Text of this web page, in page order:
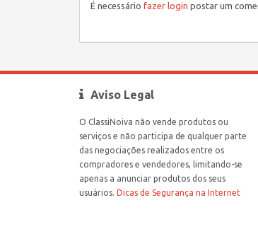
É necessário fazer login postar um
Aviso Legal
O ClassiNoiva não vende produtos ou
serviços e não participa de qualquer parte
das negociações realizados entre os
compradores e vendedores, limitando-se
apenas a anunciar produtos dos seus
usuários. Dicas de Segurança na Internet